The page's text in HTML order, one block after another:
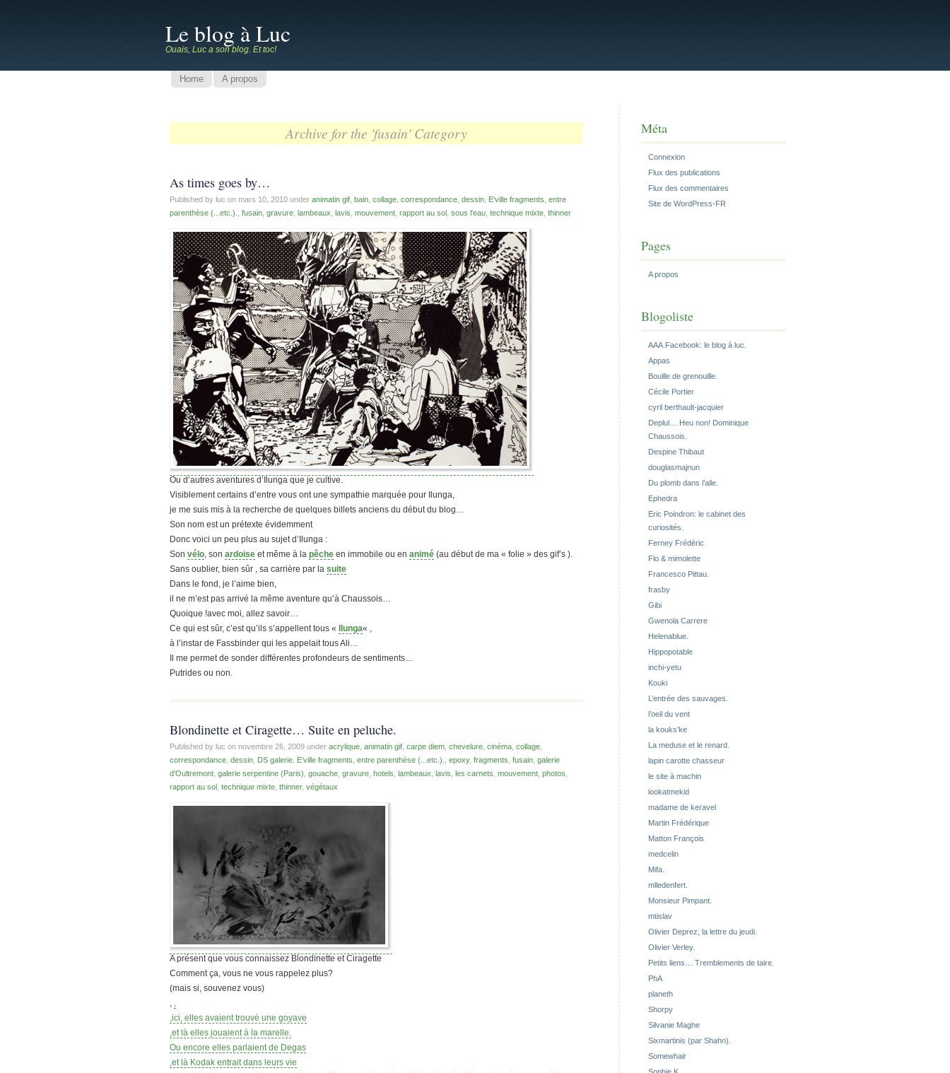
Le blog à Luc
Ouais, Luc a son blog. Et toc!
Home A propos
Archive for the 'fusain' Category
As times goes by…
Published by luc on mars 10, 2010 under animatin gif bain collage correspondance dessin E'ville fragments entre
parenthèse (...etc.).
fusain gravure lambeaux lavis mouvement rapport au sol sous l'eau technique mixte thinner
Ou d’autres aventures d’Ilunga que je cultive.
Visiblement certains d’entre vous ont une sympathie marquée pour Ilunga,
je me suis mis à la recherche de quelques billets anciens du début du blog…
Son nom est un prétexte évidemment
Donc voici un peu plus au sujet d’Ilunga :
Son vélo, son ardoise et même à la pêche en immobile ou en animé (au début de ma « folie » des gif’s ).
Sans oublier, bien sûr , sa carrière par la suite
Dans le fond, je l’aime bien,
il ne m’est pas arrivé la même aventure qu’à Chaussois…
Quoique !avec moi, allez savoir…
Ce qui est sûr, c’est qu’ils s’appellent tous «
Ilunga« ,
à l’instar de Fassbinder qui les appelait tous Ali…
Il me permet de sonder différentes profondeurs de sentiments…
Putrides ou non.
Blondinette et Ciragette… Suite en peluche.
Published by luc on novembre 26, 2009 under acrylique animatin gif carpe diem chevelure cinéma collage
correspondance dessin DS galerie E'ville fragments entre parenthèse (...etc.). epoxy, fragments fusain galerie
d'Oultremont galerie serpentine (Paris) gouache gravure hotels lambeaux lavis les carnets mouvement photos
rapport au sol
technique mixte thinner, végétaux
A présent que vous connaissez Blondinette et Ciragette
Comment ça, vous ne vous rappelez plus?
(mais si, souvenez vous)
, ,
,ici, elles avaient trouvé une goyave
,et là elles jouaient à la marelle.
Ou encore elles parlaient de Degas
,et là Kodak entrait dans leurs vie
Méta
Connexion
Flux des publications
Flux des commentaires
Site de WordPress-FR
Pages
A propos
Blogoliste
AAA.Facebook: le blog à luc.
Appas
Bouille de grenouille.
Cécile Portier
cyril berthault-jacquier
Deplul… Heu non! Dominique
Chaussois.
Despine Thibaut
douglasmajnun
Du plomb dans l’aile.
Ephedra
Eric Poindron: le cabinet des
curiosités.
Ferney Frédéric
Flo & mimolette
Francesco Pittau.
frasby
Gibi
Gwenola Carrere
Helenablue.
Hippopotable
inchi-yetu
Kouki
L’entrée des sauvages.
l’oeil du vent
la kouks’ke
La meduse et le renard.
lapin carotte chasseur
le site à machin
lookatmekid
madame de keravel
Martin Frédérique
Matton François
medcelin
Mifa.
mlledenfert.
Monsieur Pimpant.
mtislav
Olivier Deprez; la lettre du jeudi.
Olivier Verley.
Petits liens… Tremblements de taire.
PhA
planeth
Shorpy
Silvanie Maghe
Sixmartinis (par Shahn).
Somewhair